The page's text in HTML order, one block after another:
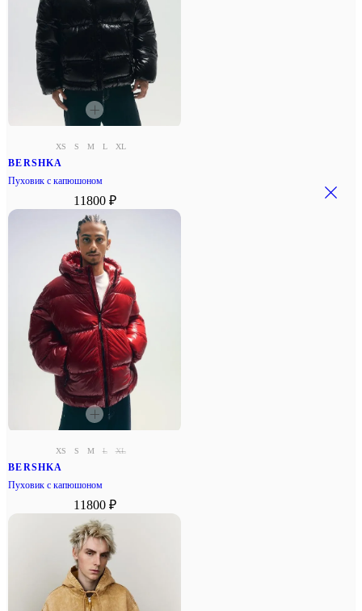
XS S M L XL
BERSHKA
Пуховик с капюшоном
11800 ₽
XS S M L XL
BERSHKA
Пуховик с капюшоном
11800 ₽